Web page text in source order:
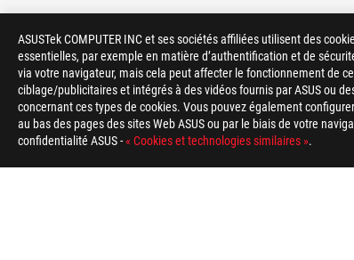
ASUSTek COMPUTER INC et ses sociétés affiliées utilisent des
essentielles, par exemple en matière d’authentification et de
via votre navigateur, mais cela peut affecter le fonctionnement de
ciblage/publicitaires et intégrés à des vidéos fournis par ASUS ou
concernant ces types de cookies. Vous pouvez également
au bas des pages des sites Web ASUS ou par le biais de votre
confidentialité ASUS -« Cookies et technologies similaires ».
GAMING CARTES MÈRES ROG RAMPAGE
TYPE DE PAIEMENT ACCEPTÉ